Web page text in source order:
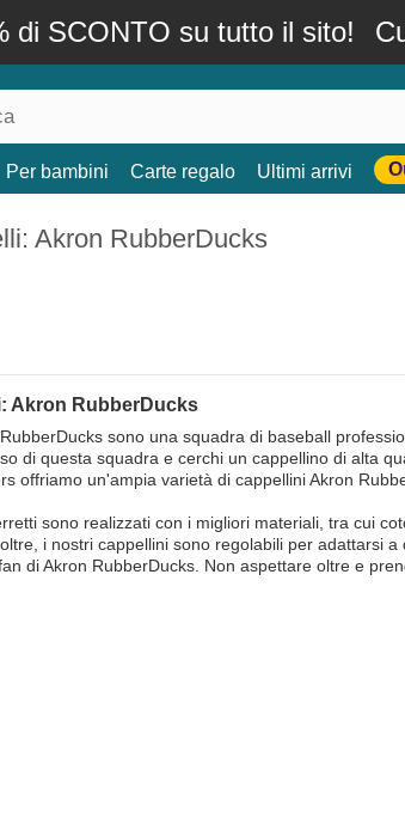
di SCONTO su tutto il sito!
Per bambini Carte regalo Ultimi arrivi
Akron RubberDucks
Akron RubberDucks
sono una squadra di baseball
di questa squadra e cerchi un cappellino di alta
offriamo un'ampia varietà di cappellini Akron
sono realizzati con i migliori materiali, tra cui
i nostri cappellini sono regolabili per adattarsi
di Akron RubberDucks. Non aspettare oltre e